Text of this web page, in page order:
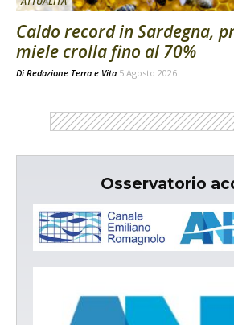
Caldo record in Sardegna,
miele crolla fino al 70%
Di Redazione Terra e Vita 5 Agosto 2026
Osservatorio